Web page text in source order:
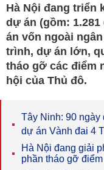
Hà Nội đang triển
dự án (gồm:
án vốn ngoài
trình, dự án lớn,
tháo gỡ các điểm
hội của Thủ đô.
Tây Ninh: 90 ngày
dự án Vành đai 4
Hà Nội đang giải
phần tháo gỡ